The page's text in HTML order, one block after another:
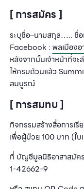
[ การสมัคร ]
ระบุชื่อ–นามสกุล….. ชื่
Facebook : พลเมืองอ
หลังจากนั้นเจ้าหน้าที่จะ
ให้ครบถ้วนแล้ว
สมบูรณ์
[ การสมทบ ]
กิจกรรมสร้างสื่อการเ
เพื่อผู้ป่วย 100 บาท (ใ
ที่ บัญชีมูลนิธิอาสาสมัค
1-42662-9